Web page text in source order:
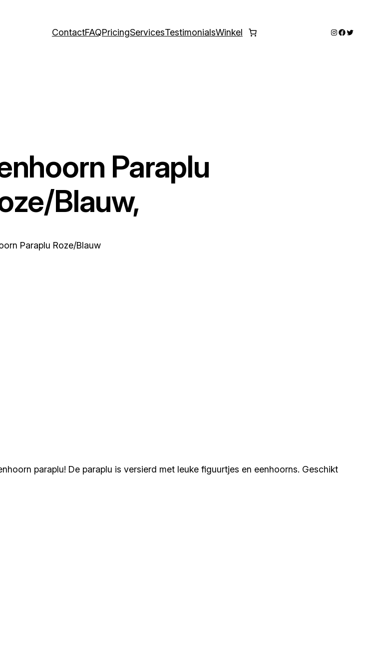
ContactFAQPricingServicesTestimonialsWinkel Instagram
Twitter
Paraplu
Blauw,
Paraplu Roze/Blauw
paraplu! De paraplu is versierd met leuke figuurtjes en eenhoorns. Geschikt